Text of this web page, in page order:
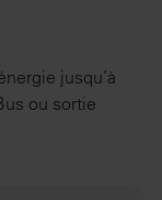
jusqu’à
ou sortie